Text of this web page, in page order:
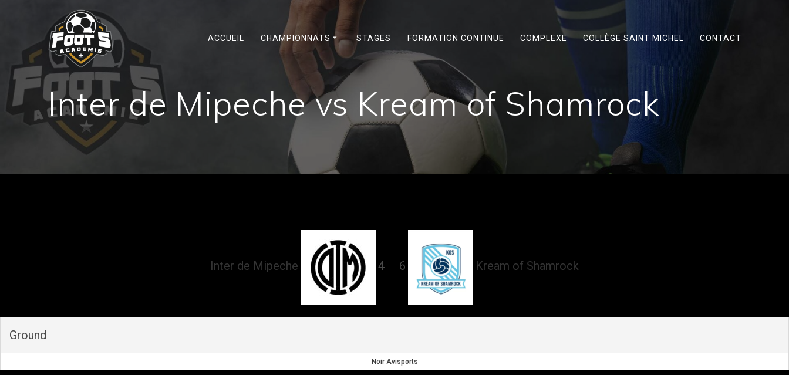
ACCUEIL CHAMPIONNATS STAGES FORMATION CONTINUE COMPLEXE COLLÈGE SAINT MICHEL CONTACT
Inter de Mipeche vs Kream of Shamrock
Inter de Mipeche 4 6 Kream of Shamrock
Ground
Noir Avisports